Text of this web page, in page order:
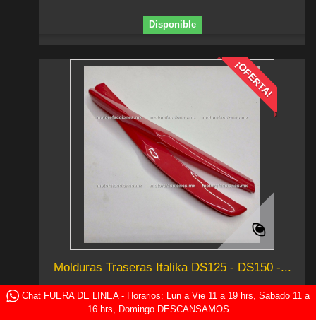
Disponible
¡OFERTA!
Molduras Traseras Italika DS125 - DS150 -...
$ 165.00
Chat FUERA DE LINEA - Horarios: Lun a Vie 11 a 19 hrs, Sabado 11 a
16 hrs, Domingo DESCANSAMOS